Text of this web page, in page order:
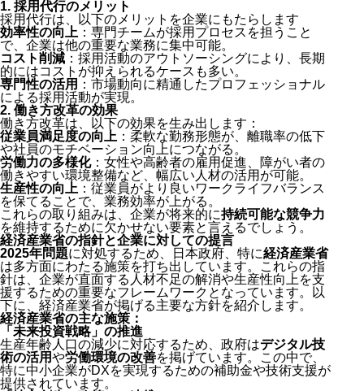
1. 採用代行のメリット
採用代行は、以下のメリットを企業にもたらします
効率性の向上 ：専門チームが採用プロセスを担うこと
で、企業は他の重要な業務に集中可能。
コスト削減 ：採用活動のアウトソーシングにより、長期
的にはコストが抑えられるケースも多い。
専門性の活用 ：市場動向に精通したプロフェッショナル
による採用活動が実現。
2. 働き方改革の効果
働き方改革は、以下の効果を生み出します：
従業員満足度の向上 ：柔軟な勤務形態が、離職率の低下
や社員のモチベーション向上につながる。
労働力の多様化：女性や高齢者の雇用促進、障がい者の
働きやすい環境整備など、幅広い人材の活用が可能。
生産性の向上 ：従業員がより良いワークライフバランス
を保てることで、業務効率が上がる。
これらの取り組みは、企業が将来的に持続可能な競争力
を維持するために欠かせない要素と言えるでしょう。
経済産業省の指針と企業に対しての提言
2025年問題に対処するため、日本政府、特に経済産業省
は多方面にわたる施策を打ち出しています。これらの指
針は、企業が直面する人材不足の解消や生産性向上を支
援するための重要なフレームワークとなっています。以
下に、経済産業省が掲げる主要な方針を紹介します。
経済産業省の主な施策：
「未来投資戦略」の推進
生産年齢人口の減少に対応するため、政府はデジタル技
術の活用や労働環境の改善を掲げています。この中で、
特に中小企業がDXを実現するための補助金や技術支援が
提供されています。